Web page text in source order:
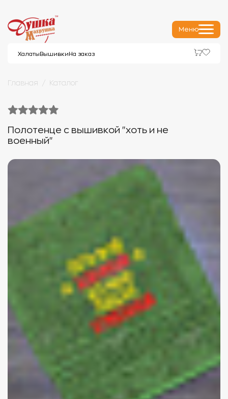
Меню
Халаты Вышивки На заказ
Главная Каталог
Полотенце с вышивкой "хоть и не
военный"